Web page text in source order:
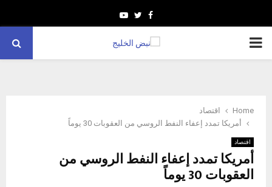
Facebook
Twitter
Youtube
PRIMARY
Home
اقتصاد
أمريكا تمدد إعفاء النفط الروسي من العقوبات 30 يوماً
اقتصاد
أمريكا تمدد إعفاء النفط الروسي من
العقوبات 30 يوماً